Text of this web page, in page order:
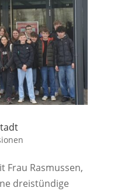
Frau Rasmussen,
dreistündige